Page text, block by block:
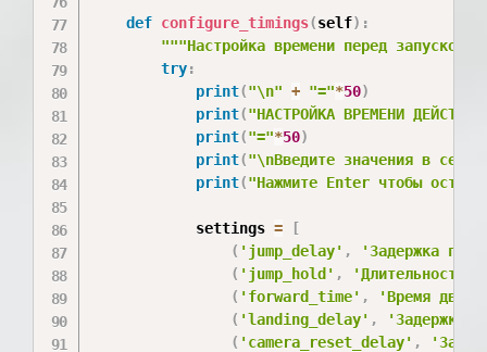
def configure_timings(self) :
"""Настройка времени перед
try:
print("\n" + "="*50)
print("НАСТРОЙКА ВРЕМЕНИ
print("="*50)
print("\nВведите значения в
print("Нажмите Enter чтобы
            settings
=
[
( 'jump_delay' ,
'Задержка
( 'jump_hold' ,
'Длительность
( 'forward_time' ,
'Время
( 'landing_delay' ,
'Задержка
( 'camera_reset_delay' ,